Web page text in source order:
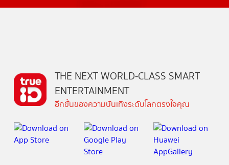
THE NEXT WORLD-CLASS SMART
ENTERTAINMENT
อีกขั้นของความบันเทิงระดับโลกตรงใจคุณ